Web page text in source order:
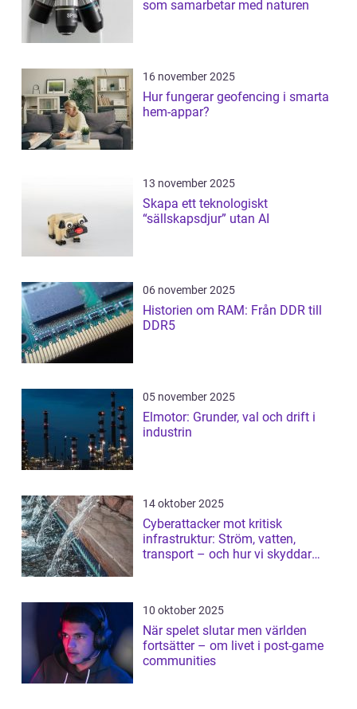
som samarbetar med naturen
16 november 2025
Hur fungerar geofencing i smarta
hem-appar?
13 november 2025
Skapa ett teknologiskt
“sällskapsdjur” utan AI
06 november 2025
Historien om RAM: Från DDR till
DDR5
05 november 2025
Elmotor: Grunder, val och drift i
industrin
14 oktober 2025
Cyberattacker mot kritisk
infrastruktur: Ström, vatten,
transport – och hur vi skyddar
10 oktober 2025
När spelet slutar men världen
fortsätter – om livet i post-game
communities